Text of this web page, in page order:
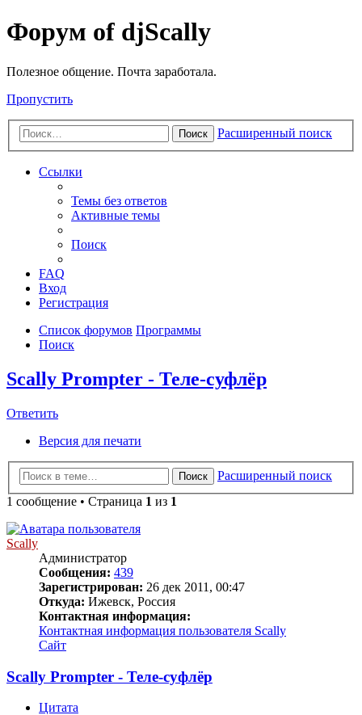
Форум of djScally
Полезное общение. Почта заработала.
Пропустить
Поиск Расширенный поиск
Ссылки
Темы без ответов
Активные темы
Поиск
FAQ
Вход
Регистрация
Список форумов Программы
Поиск
Scally Prompter - Теле-суфлёр
Ответить
Версия для печати
Поиск
Расширенный поиск
1 сообщение • Страница 1 из 1
Scally
Администратор
Сообщения: 439
Зарегистрирован: 26 дек 2011, 00:47
Откуда: Ижевск, Россия
Контактная информация:
Контактная информация пользователя Scally
Сайт
Scally Prompter - Теле-суфлёр
Цитата